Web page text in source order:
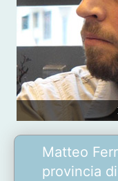
Matteo
provincia